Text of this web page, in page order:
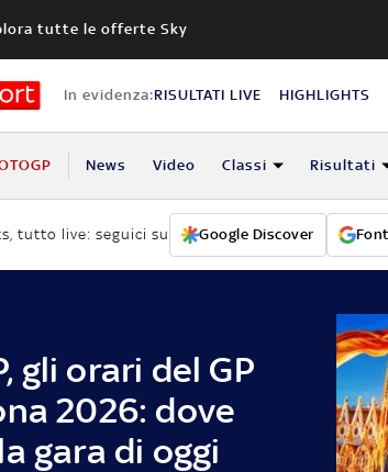
tutte le offerte Sky
In evidenza:RISULTATI LIVE HIGHLIGHTS
News Video Classi Risultati
tutto live: seguici su Google Discover
gli orari del GP
2026: dove
gara di oggi